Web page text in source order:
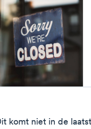
komt niet in de